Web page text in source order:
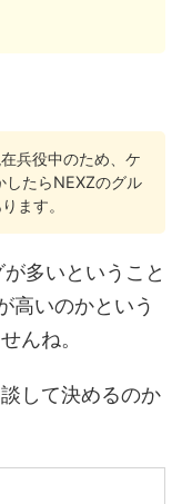
兵役中のため、ケ
したらNEXZのグル
ます。
多いということ
高いのかという
んね。
して決めるのか